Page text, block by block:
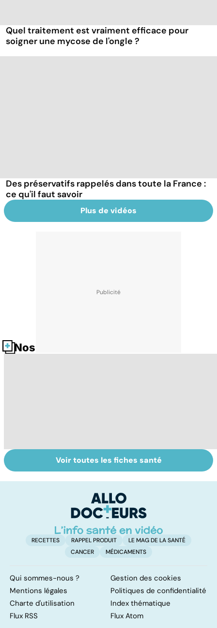
Quel traitement est vraiment efficace pour
soigner une mycose de l'ongle ?
Des préservatifs rappelés dans toute la France :
ce qu'il faut savoir
Plus de vidéos
Nos fiches santé
L'avortement :
quels délais,
Gynéco : un suivi
pour la vie
Voir toutes les fiches santé
RECETTES RAPPEL PRODUIT
LE MAG DE LA SANTÉ
CANCER
MÉDICAMENTS
Qui sommes-nous ?
Gestion des cookies
Mentions légales
Politiques de confidentialité
Charte d'utilisation
Index thématique
Flux RSS
Flux Atom